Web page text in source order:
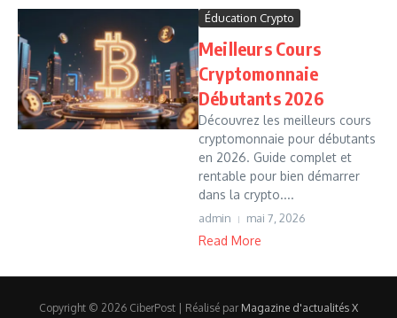
Éducation Crypto
Meilleurs Cours
Cryptomonnaie
Débutants 2026
Découvrez les meilleurs cours
cryptomonnaie pour débutants
en 2026. Guide complet et
rentable pour bien démarrer
dans la crypto....
admin mai 7, 2026
Read More
Copyright © 2026 CiberPost | Réalisé par Magazine d'actualités X